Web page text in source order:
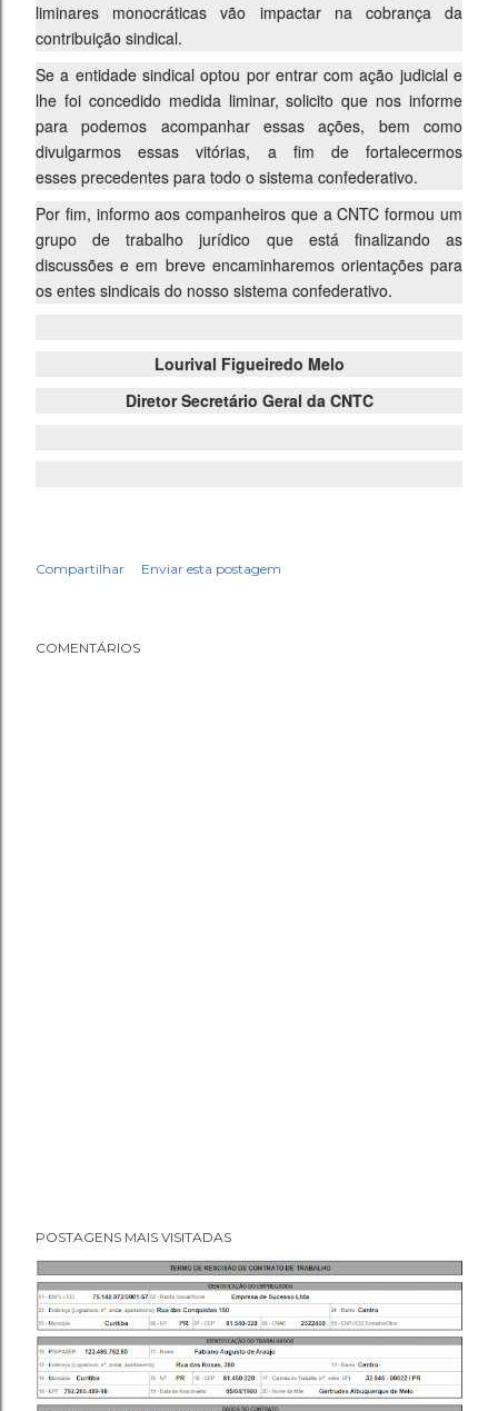
liminares monocráticas vão impactar na cobrança da
contribuição sindical.
Se a entidade sindical optou por entrar com ação judicial e
lhe foi concedido medida liminar, solicito que nos informe
para podemos acompanhar essas ações, bem como
divulgarmos essas vitórias, a fim de fortalecermos
esses precedentes para todo o sistema confederativo.
Por fim, informo aos companheiros que a CNTC formou um
grupo de trabalho jurídico que está finalizando as
discussões e em breve encaminharemos orientações para
os entes sindicais do nosso sistema confederativo.
Lourival Figueiredo Melo
Diretor Secretário Geral da CNTC
Compartilhar Enviar esta postagem
COMENTÁRIOS
POSTAGENS MAIS VISITADAS